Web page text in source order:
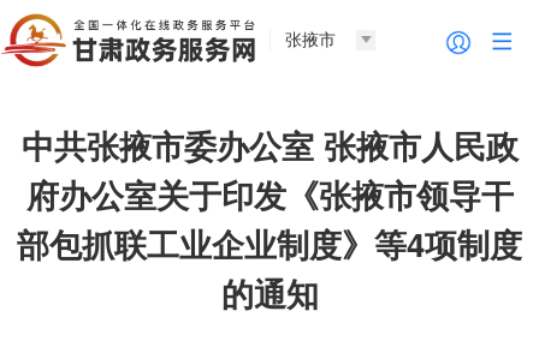
张掖市
中共张掖市委办公室 张掖市人民政
府办公室关于印发《张掖市领导干
部包抓联工业企业制度》等4项制度
的通知